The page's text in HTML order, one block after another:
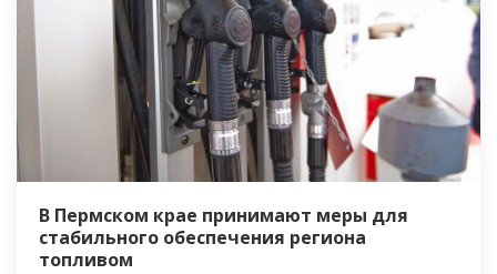
В Пермском крае принимают меры для
стабильного обеспечения региона
топливом